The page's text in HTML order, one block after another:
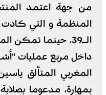
من جهة اعتمد
المنظمة و التي كادت
الـ39، حينما تمكن
داخل مربع عمليات
المغربي المتألق
بمهارة، مدعوما